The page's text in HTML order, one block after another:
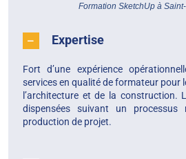
Formation SketchUp à
Expertise
Fort d’une expérience
services en qualité de formateur pour
l’architecture et de la construction.
dispensées suivant un processus
production de projet.